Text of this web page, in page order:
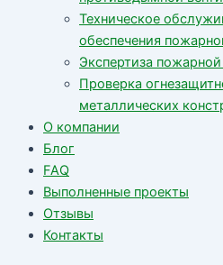
Техническое
обеспечения
Экспертиза
Проверка
металлических
О компании
Блог
FAQ
Выполненные проекты
Отзывы
Контакты